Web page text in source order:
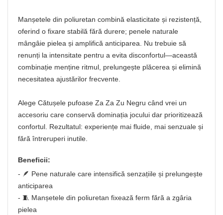
Manșetele din poliuretan combină elasticitate și rezistență,
oferind o fixare stabilă fără durere; penele naturale
mângâie pielea și amplifică anticiparea. Nu trebuie să
renunți la intensitate pentru a evita disconfortul—această
combinație menține ritmul, prelungește plăcerea și elimină
necesitatea ajustărilor frecvente.
Alege Cătușele pufoase Za Za Zu Negru când vrei un
accesoriu care conservă dominația jocului dar prioritizează
confortul. Rezultatul: experiențe mai fluide, mai senzuale și
fără întreruperi inutile.
Beneficii:
- 🪶 Pene naturale care intensifică senzațiile și prelungește
anticiparea
- 🧵 Manșetele din poliuretan fixează ferm fără a zgâria
pielea